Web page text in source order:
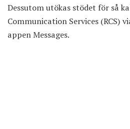
Dessutom utökas stödet för så
Communication Services (RCS)
appen Messages.